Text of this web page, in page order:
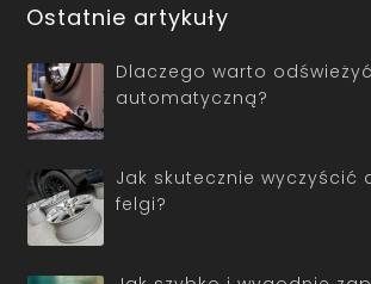
Ostatnie artykuły
Dlaczego warto
automatyczną?
Jak skutecznie wyczyścić
felgi?